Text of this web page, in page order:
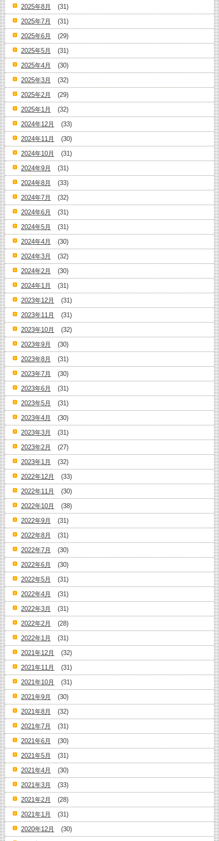
2025年8月
(31)
2025年7月
(31)
2025年6月
(29)
2025年5月
(31)
2025年4月
(30)
2025年3月
(32)
2025年2月
(29)
2025年1月
(32)
2024年12月
(33)
2024年11月
(30)
2024年10月
(31)
2024年9月
(31)
2024年8月
(33)
2024年7月
(32)
2024年6月
(31)
2024年5月
(31)
2024年4月
(30)
2024年3月
(32)
2024年2月
(30)
2024年1月
(31)
2023年12月
(31)
2023年11月
(31)
2023年10月
(32)
2023年9月
(30)
2023年8月
(31)
2023年7月
(30)
2023年6月
(31)
2023年5月
(31)
2023年4月
(30)
2023年3月
(31)
2023年2月
(27)
2023年1月
(32)
2022年12月
(33)
2022年11月
(30)
2022年10月
(38)
2022年9月
(31)
2022年8月
(31)
2022年7月
(30)
2022年6月
(30)
2022年5月
(31)
2022年4月
(31)
2022年3月
(31)
2022年2月
(28)
2022年1月
(31)
2021年12月
(32)
2021年11月
(31)
2021年10月
(31)
2021年9月
(30)
2021年8月
(32)
2021年7月
(31)
2021年6月
(30)
2021年5月
(31)
2021年4月
(30)
2021年3月
(33)
2021年2月
(28)
2021年1月
(31)
2020年12月
(30)